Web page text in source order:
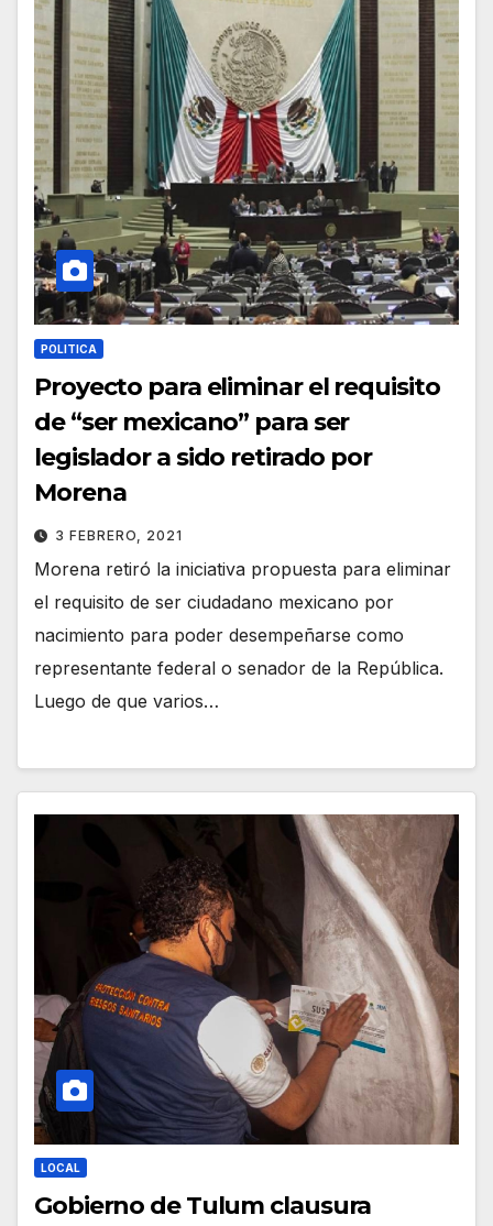
POLITICA
Proyecto para eliminar el requisito
de “ser mexicano” para ser
legislador a sido retirado por
Morena
3 FEBRERO, 2021
Morena retiró la iniciativa propuesta para eliminar
el requisito de ser ciudadano mexicano por
nacimiento para poder desempeñarse como
representante federal o senador de la República.
Luego de que varios…
LOCAL
Gobierno de Tulum clausura